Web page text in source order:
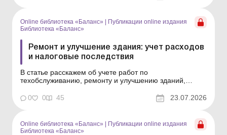
Online библиотека «Баланс» | Публикации online издания
Библиотека «Баланс»
Ремонт и улучшение здания: учет расходов
и налоговые последствия
В статье расскажем об учете работ по
техобслуживанию, ремонту и улучшению зданий,
(производственные/непроизводственные) или объекты
инвестиционной недвижимости. Библиотека Баланс №
реконструкция и в...
0 0 45 23.07.2026
Online библиотека «Баланс» | Публикации online издания
Библиотека «Баланс»